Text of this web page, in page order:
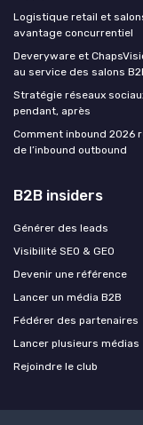
Logistique retail et
avantage concurrentiel
Deveryware et
au service des salons
Stratégie réseaux
pendant, après
Comment inbound 2026
de l’inbound outbound
B2B insiders
Générer des leads
Visibilité SEO & GEO
Devenir une référence
Lancer un média B2B
Fédérer des partenaires
Lancer plusieurs médias
Rejoindre le club